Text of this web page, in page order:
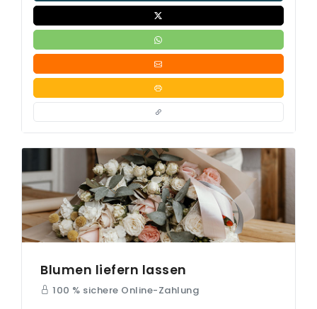
Blumen liefern lassen
100 % sichere Online-Zahlung